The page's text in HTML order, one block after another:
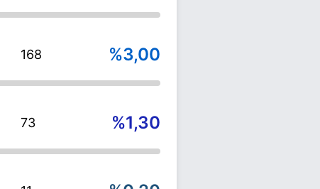
168 %3,00
73 %1,30